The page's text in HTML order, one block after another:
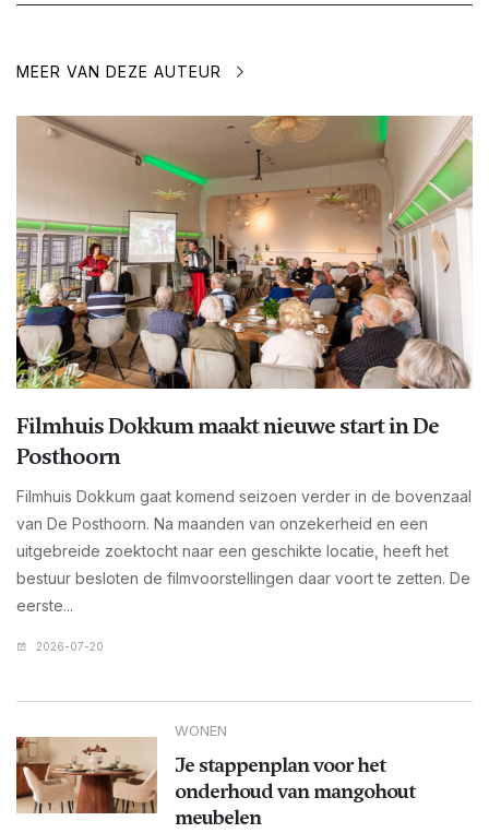
MEER VAN DEZE AUTEUR
Filmhuis Dokkum maakt nieuwe start in De
Posthoorn
Filmhuis Dokkum gaat komend seizoen verder in de bovenzaal
van De Posthoorn. Na maanden van onzekerheid en een
uitgebreide zoektocht naar een geschikte locatie, heeft het
bestuur besloten de filmvoorstellingen daar voort te zetten. De
eerste...
2026-07-20
WONEN
Je stappenplan voor het
onderhoud van mangohout
meubelen